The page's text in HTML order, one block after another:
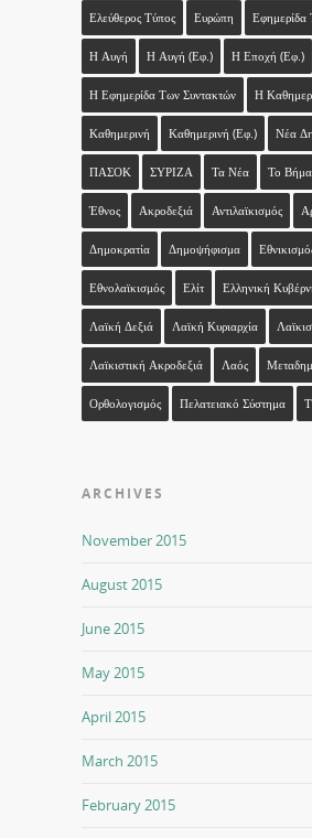
Ελεύθερος Τύπος Ευρώπη Εφημερίδα
Η Αυγή Η Αυγή (εφ.) Η Εποχή (εφ.)
Η Εφημερίδα Των Συντακτών Η
Καθημερινή Καθημερινή (εφ.) Νέα
ΠΑΣΟΚ ΣΥΡΙΖΑ Τα Νέα Το Βήμα
Έθνος Ακροδεξιά Αντιλαϊκισμός
Δημοκρατία Δημοψήφισμα
Εθνολαϊκισμός Ελίτ Ελληνική
Λαϊκή Δεξιά Λαϊκή Κυριαρχία
Λαϊκιστική Ακροδεξιά Λαός
Ορθολογισμός Πελατειακό Σύστημα
ARCHIVES
November 2015
August 2015
June 2015
May 2015
April 2015
March 2015
February 2015